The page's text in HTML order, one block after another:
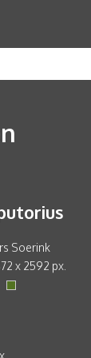
Soerink
x 2592 px.